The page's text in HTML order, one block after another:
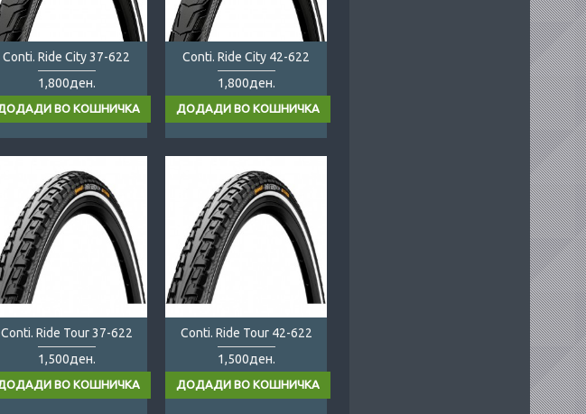
Conti. Ride City 37-622
1,800ден.
Conti. Ride City 42-622
1,800ден.
Conti. Ride Tour 37-622
1,500ден.
Conti. Ride Tour 42-622
1,500ден.